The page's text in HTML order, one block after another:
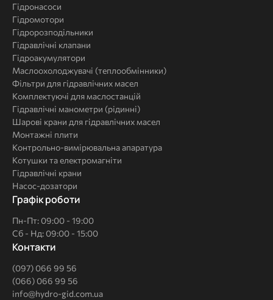
Гідронасоси
Гідромотори
Гідророзподільники
Гідравлічні клапани
Гідроакумулятори
Маслоохолоджувачі (теплообмінники)
Фільтри для гідравлічних масел
Комплектуючі для маслостанцій
Гідравлічні манометри (рідинні)
Шарові крани для гідравлічних масел
Монтажні плити
Контрольно-вимірювальна апаратура
Котушки та електромагніти
Гідравлічні крани
Насос-дозатори
Графік роботи
Пн-Пт: 09:00 - 19:00
Сб - Нд: 09:00 - 15:00
Контакти
(097) 066 99 56
(066) 066 99 56
info@hydro-gid.com.ua